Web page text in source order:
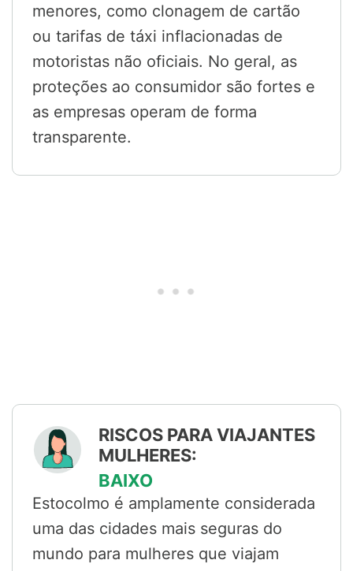
menores, como clonagem de cartão
ou tarifas de táxi inflacionadas de
motoristas não oficiais. No geral, as
proteções ao consumidor são fortes e
as empresas operam de forma
transparente.
RISCOS PARA VIAJANTES
MULHERES:
BAIXO
Estocolmo é amplamente considerada
uma das cidades mais seguras do
mundo para mulheres que viajam